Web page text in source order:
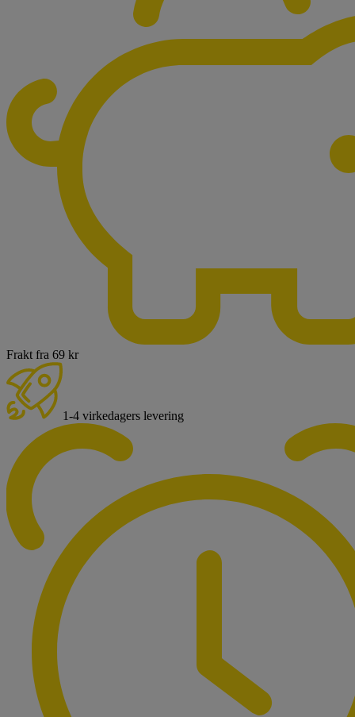
Frakt fra 69 kr
1-4 virkedagers levering